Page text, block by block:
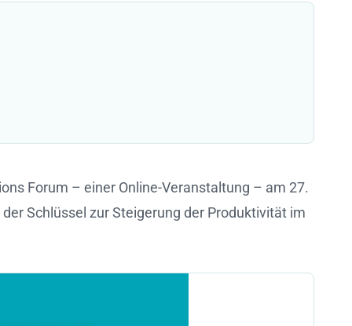
Forum – einer Online-Veranstaltung – am 27.
Schlüssel zur Steigerung der Produktivität im